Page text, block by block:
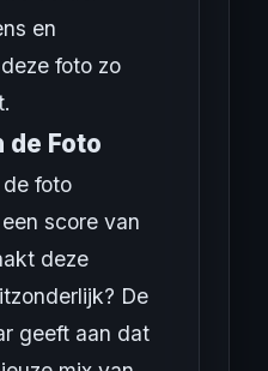
en
foto zo
Foto
foto
score van
deze
De
geeft aan dat